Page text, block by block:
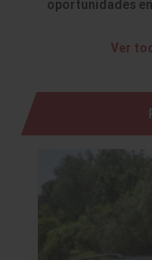
oportunidades
Ver